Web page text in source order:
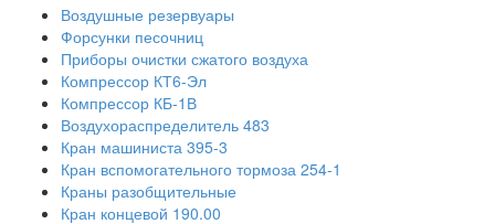
Воздушные резервуары
Форсунки песочниц
Приборы очистки сжатого воздуха
Компрессор КТ6-Эл
Компрессор КБ-1В
Воздухораспределитель 483
Кран машиниста 395-3
Кран вспомогательного тормоза 254-1
Краны разобщительные
Кран концевой 190.00